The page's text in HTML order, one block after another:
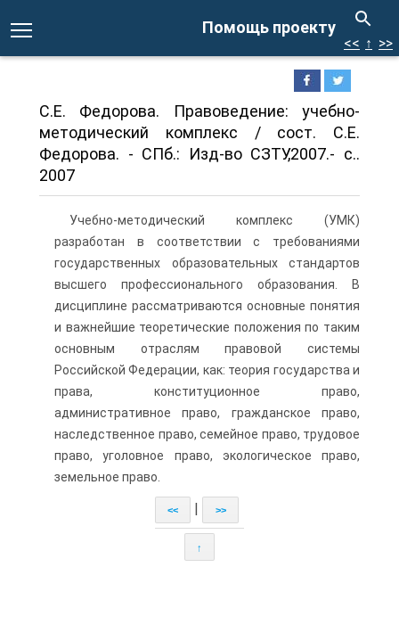
Помощь проекту
<< ↑ >>
C.E. Федорова. Правоведение: учебно-
методический комплекс / сост. C.E.
Федорова. - СПб.: Изд-во СЗТУ,2007.- c..
2007
Учебно-методический комплекс (УМК)
разработан в соответствии с требованиями
государственных образовательных стандартов
высшего профессионального образования. B
дисциплине рассматриваются основные понятия
и важнейшие теоретические положения по таким
основным отраслям правовой системы
Российской Федерации, как: теория государства и
права, конституционное право,
административное право, гражданское право,
наследственное право, семейное право, трудовое
право, уголовное право, экологическое право,
земельное право.
<< >>
↑